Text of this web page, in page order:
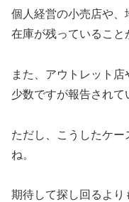
個人経営の小売店や
在庫が残っていること
また、アウトレット店
少数ですが報告されて
ただし、こうしたケー
ね。
期待して探し回るより